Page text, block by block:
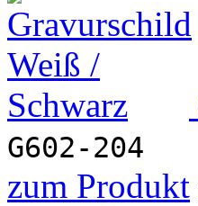
G602-204
zum Produkt